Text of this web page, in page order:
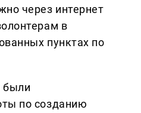
через интернет
в
пунктах по
были
по созданию